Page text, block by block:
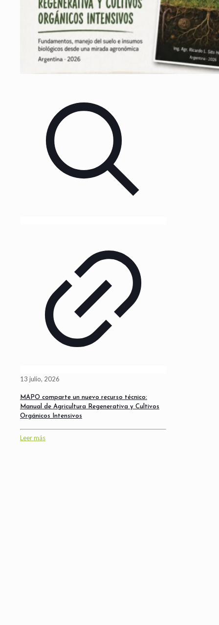
13 julio, 2026
MAPO comparte un nuevo recurso técnico:
Manual de Agricultura Regenerativa y Cultivos
Orgánicos Intensivos
Leer más